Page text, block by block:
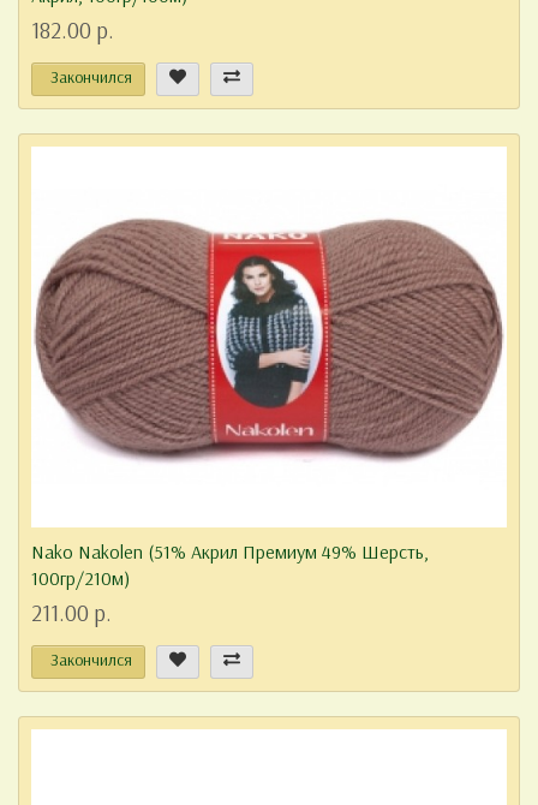
182.00 р.
Закончился
Nako Nakolen (51% Акрил Премиум 49% Шерсть,
100гр/210м)
211.00 р.
Закончился